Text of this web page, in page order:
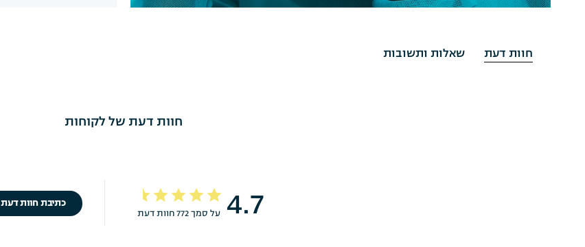
חוות דעת שאלות ותשובות
חוות דעת של לקוחות
4.7 על סמך 772 חוות דעת
כתיבת חוות דעת